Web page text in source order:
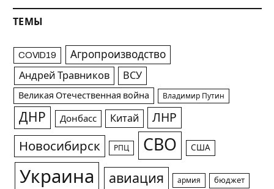
ТЕМЫ
COVID19 Агропроизводство
Андрей Травников ВСУ
Великая Отечественная война Владимир Путин
ДНР Донбасс Китай ЛНР
Новосибирск РПЦ СВО США
Украина авиация армия бюджет